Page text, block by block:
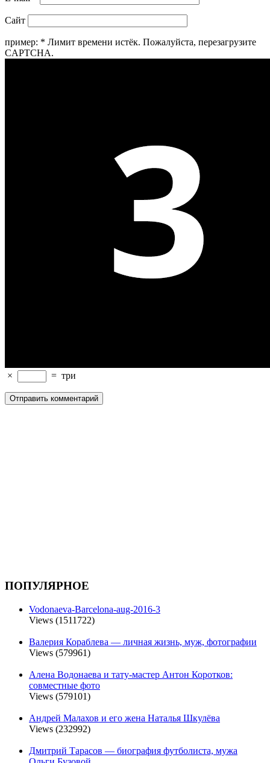
Сайт
пример: * Лимит времени истёк. Пожалуйста, перезагрузите
CAPTCHA.
× = три
ПОПУЛЯРНОЕ
Vodonaeva-Barcelona-aug-2016-3
Views (1511722)
Валерия Кораблева — личная жизнь, муж, фотографии
Views (579961)
Алена Водонаева и тату-мастер Антон Коротков:
совместные фото
Views (579101)
Андрей Малахов и его жена Наталья Шкулёва
Views (232992)
Дмитрий Тарасов — биография футболиста, мужа